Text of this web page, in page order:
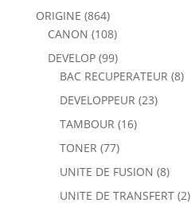
ORIGINE (864)
CANON (108)
DEVELOP (99)
BAC RECUPERATEUR (8)
DEVELOPPEUR (23)
TAMBOUR (16)
TONER (77)
UNITE DE FUSION (8)
UNITE DE TRANSFERT (2)